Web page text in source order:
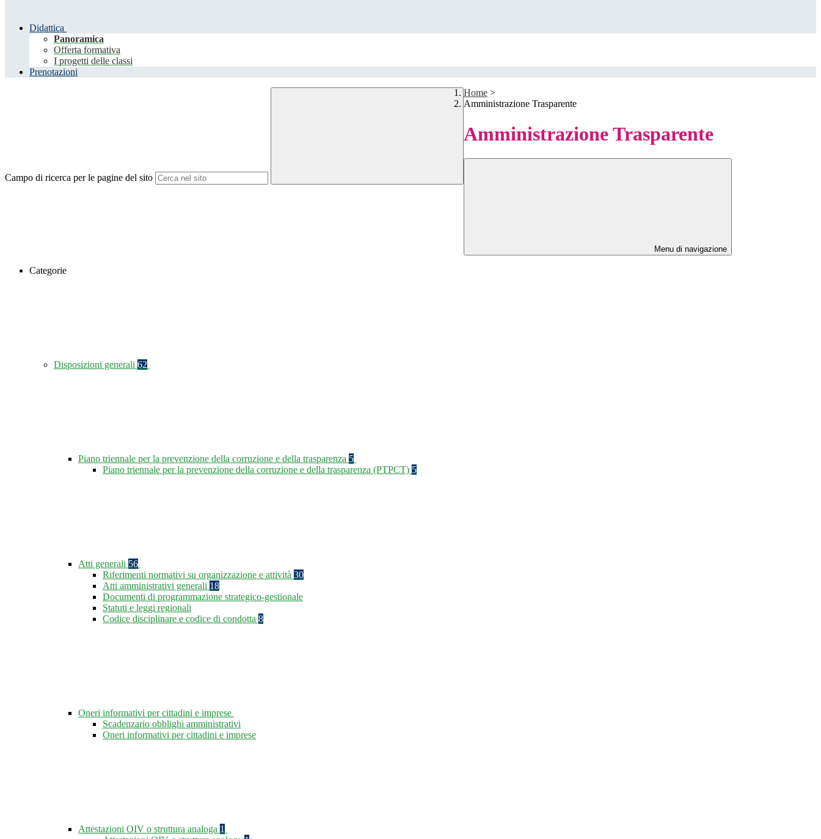
Didattica
Panoramica
Offerta formativa
I progetti delle classi
Prenotazioni
Campo di ricerca per le pagine del sito
Home >
Amministrazione Trasparente
Amministrazione Trasparente
Menu di navigazione
Categorie
Disposizioni generali 62
Piano triennale per la prevenzione della corruzione e della trasparenza 5
Piano triennale per la prevenzione della corruzione e della trasparenza (PTPCT) 5
Atti generali 56
Riferimenti normativi su organizzazione e attività 30
Atti amministrativi generali 18
Documenti di programmazione strategico-gestionale
Statuti e leggi regionali
Codice disciplinare e codice di condotta 8
Oneri informativi per cittadini e imprese
Scadenzario obblighi amministrativi
Oneri informativi per cittadini e imprese
Attestazioni OIV o struttura analoga 1